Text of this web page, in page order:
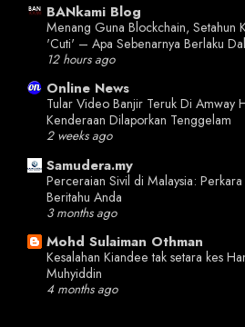
BANkami Blog
Menang Guna Blockchain, Setahun
'Cuti' – Apa Sebenarnya Berlaku
12 hours ago
Online News
Tular Video Banjir Teruk Di Amway
Kenderaan Dilaporkan Tenggelam
2 weeks ago
Samudera.my
Perceraian Sivil di Malaysia: Perkara
Beritahu Anda
3 months ago
Mohd Sulaiman Othman
Kesalahan Kiandee tak setara kes
Muhyiddin
4 months ago